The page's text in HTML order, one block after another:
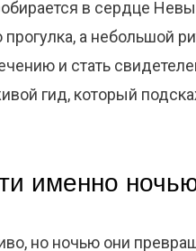
в сердце
а небольшой
и стать
гид, который
именно
но ночью они